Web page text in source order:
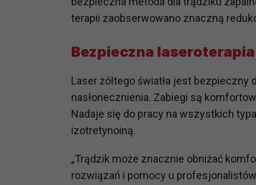
terapii zaobserwowano znaczną
Bezpieczna
Laser żółtego światła jest
nasłonecznienia. Zabiegi są
Nadaje się do pracy na wszystkich
izotretynoiną.
„Trądzik może znacznie obniżać
rozwiązań i pomocy u
szczegółowo tutaj.
Każde przetwarzanie Twoich
Podstawą prawną
analizowania ich i
(tymi umowami są zazwyczaj
prawną dla pomiarów
Przetwarzanie Twoich danych
zgody.